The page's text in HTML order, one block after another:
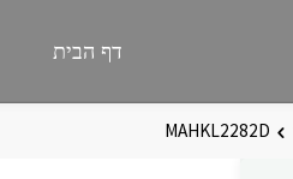
דף הבית
MAHKL2282D